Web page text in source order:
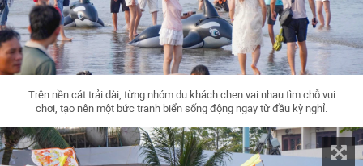
Trên nền cát trải dài, từng nhóm du khách chen vai nhau tìm chỗ vui
chơi, tạo nên một bức tranh biển sống động ngay từ đầu kỳ nghỉ.